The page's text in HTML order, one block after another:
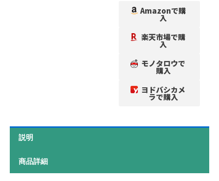
Amazonで購
入
楽天市場で購
入
モノタロウで
購入
ヨドバシカメ
ラで購入
説明
商品詳細